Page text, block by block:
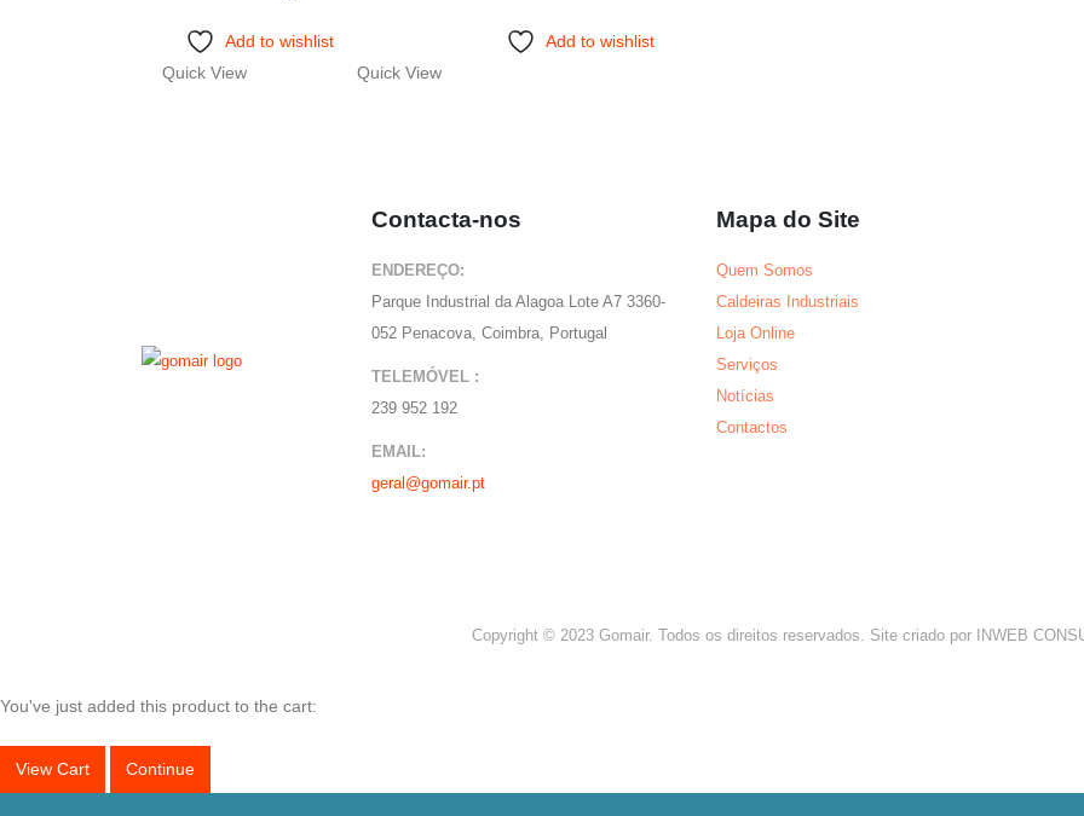
Add to wishlist
Quick View
Add to wishlist
Quick View
Contacta-nos
ENDEREÇO:
Parque Industrial da Alagoa Lote A7 3360-
052 Penacova, Coimbra, Portugal
TELEMÓVEL :
239 952 192
EMAIL:
geral@gomair.pt
Mapa do Site
Quem Somos
Caldeiras Industriais
Loja Online
Serviços
Notícias
Contactos
Copyright © 2023 Gomair. Todos os direitos reservados. Site criado por INWEB
You've just added this product to the cart:
View Cart Continue